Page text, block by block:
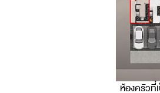
ห้องครัวที่